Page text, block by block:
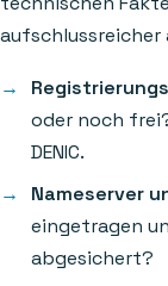
aufschlussreicher
oder noch
DENIC.
Nameserver
eingetragen
abgesichert?